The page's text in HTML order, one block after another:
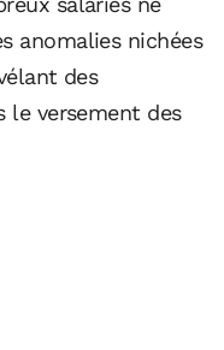
anomalies nichées
des
le versement des